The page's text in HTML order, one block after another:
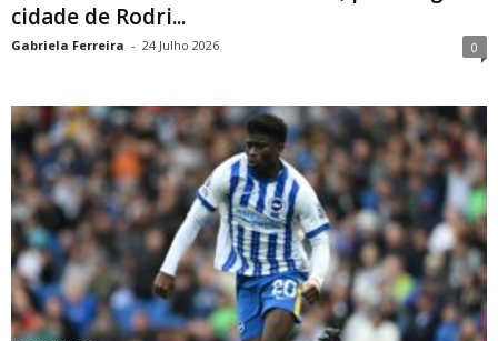
cidade de Rodri...
Gabriela Ferreira - 24 Julho 2026 0